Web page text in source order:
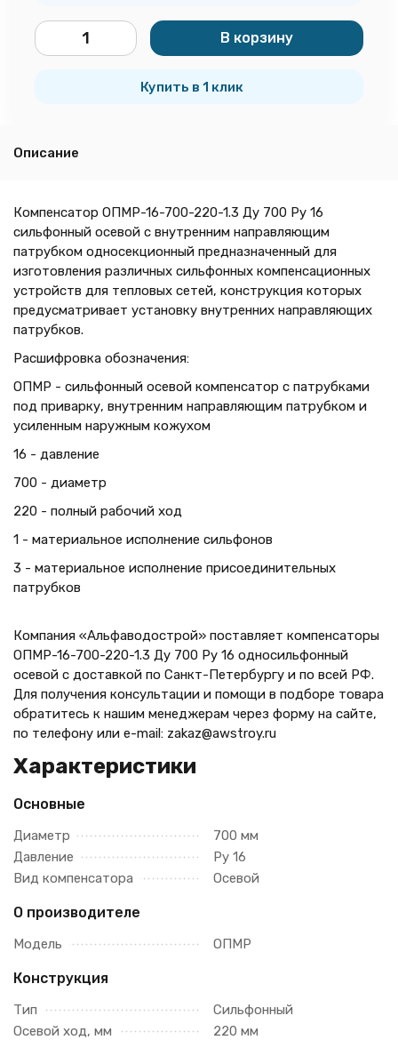
В корзину
Купить в 1 клик
Описание
Компенсатор ОПМР-16-700-220-1.3 Ду 700 Ру 16
сильфонный осевой с внутренним направляющим
патрубком односекционный предназначенный для
изготовления различных сильфонных компенсационных
устройств для тепловых сетей, конструкция которых
предусматривает установку внутренних направляющих
патрубков.
Расшифровка обозначения:
ОПМР - сильфонный осевой компенсатор с патрубками
под приварку, внутренним направляющим патрубком и
усиленным наружным кожухом
16 - давление
700 - диаметр
220 - полный рабочий ход
1 - материальное исполнение сильфонов
3 - материальное исполнение присоединительных
патрубков
Компания «Альфаводострой» поставляет компенсаторы
ОПМР-16-700-220-1.3 Ду 700 Ру 16 односильфонный
осевой с доставкой по Санкт-Петербургу и по всей РФ.
Для получения консультации и помощи в подборе товара
обратитесь к нашим менеджерам через форму на сайте,
по телефону или e-mail: zakaz@awstroy.ru
Характеристики
Основные
Диаметр
700 мм
Давление
Ру 16
Вид компенсатора
Осевой
О производителе
Модель ОПМР
Конструкция
Тип
Сильфонный
Осевой ход, мм
220 мм